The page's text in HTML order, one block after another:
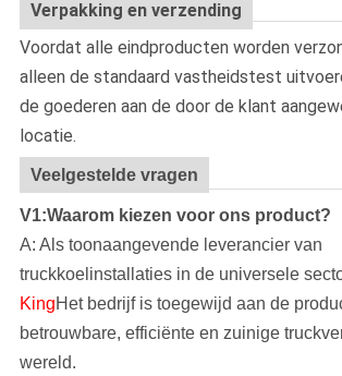
Verpakking en verzending
Voordat alle eindproducten worden
alleen de standaard vastheidstest
de goederen aan de door de klant
locatie.
Veelgestelde vragen
V1:Waarom kiezen voor ons product?
A: Als toonaangevende leverancier van
truckkoelinstallaties in de universele
KingHet bedrijf is toegewijd aan de
betrouwbare, efficiënte en zuinige
wereld.